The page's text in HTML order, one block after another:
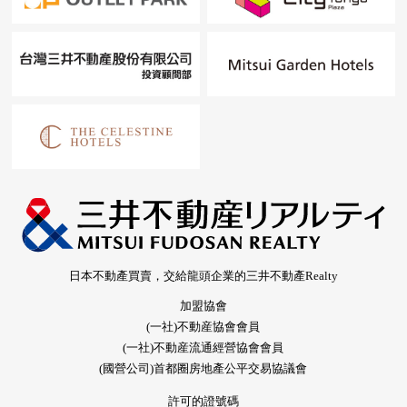
日本不動產買賣，交給龍頭企業的三井不動產Realty
加盟協會
(一社)不動産協會會員
(一社)不動産流通經營協會會員
(國營公司)首都圈房地產公平交易協議會
許可的證號碼